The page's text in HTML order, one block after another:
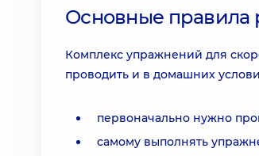
Основные правила
Комплекс упражнений для
проводить и в домашних
первоначально нужно
самому выполнять